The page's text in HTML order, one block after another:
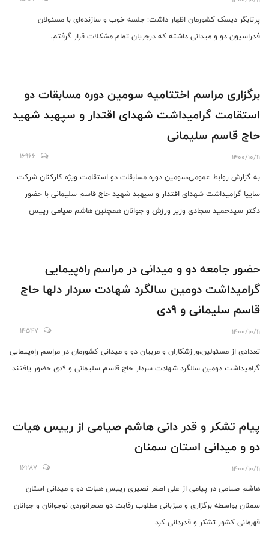
پرتابگر دیسک کشورمان اظهار داشت: جلسه خوب و سازنده‌ای با مسئولان
فدراسیون دو و میدانی داشته که درجریان تمام مشکلات قرار گرفتم.
برگزاری مراسم اختتامیه سومین دوره مسابقات دو
استقامت گرامیداشت شهدای اقتدار و سپهبد شهید
حاج قاسم سلیمانی
1400/10/11
16966
به گزارش روابط عمومی،سومین دوره مسابقات دو استقامت ویژه کارکنان شرکت
سایپا گرامیداشت شهدای اقتدار و سپهبد شهید حاج قاسم سلیمانی با حضور
دکتر سیدحمید سجادی وزیر ورزش و جوانان همچنین هاشم صیامی رییس
حضور جامعه دو و میدانی در مراسم راه‌پیمایی
گرامیداشت دومین سالگرد شهادت سردار دلها حاج
قاسم سلیمانی و ۹دی
1400/10/11
14547
تعدادی از مسئولین،ورزشکاران و مربیان دو و میدانی کشورمان در مراسم راه‌پیمایی
گرامیداشت دومین سالگرد شهادت سردار حاج قاسم سلیمانی و ۹دی حضور یافتند.
پیام تشکر و قدر دانی هاشم صیامی از رییس هیات
دو و میدانی استان سمنان
1400/10/11
16287
هاشم صیامی در پیامی از علی اصغر نصیری رییس هیات دو و میدانی استان
سمنان بواسطه برگزاری و میزبانی مطلوب رقابت دو صحرانوردی نوجوانان و جوانان
قهرمانی کشور ‌تشکر و قدردانی کرد.